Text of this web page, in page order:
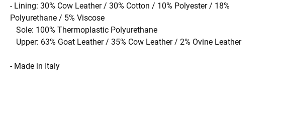
- Lining: 30% Cow Leather / 30% Cotton / 10% Polyester / 18%
Polyurethane / 5% Viscose
Sole: 100% Thermoplastic Polyurethane
Upper: 63% Goat Leather / 35% Cow Leather / 2% Ovine Leather
- Made in Italy